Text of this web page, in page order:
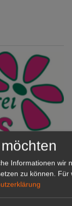
Informationen wir
zu können. Für